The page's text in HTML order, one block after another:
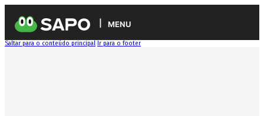
MENU
Saltar para o conteúdo principal Ir para o footer